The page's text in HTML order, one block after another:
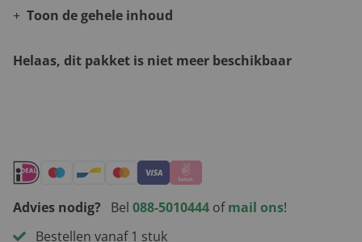
Toon de gehele inhoud
Helaas, dit pakket is niet meer beschikbaar
Advies nodig? Bel 088-5010444 ofmail ons!
Bestellen vanaf 1 stuk